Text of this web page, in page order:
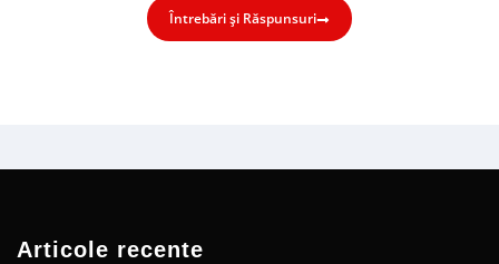
Întrebări și Răspunsuri
Articole recente